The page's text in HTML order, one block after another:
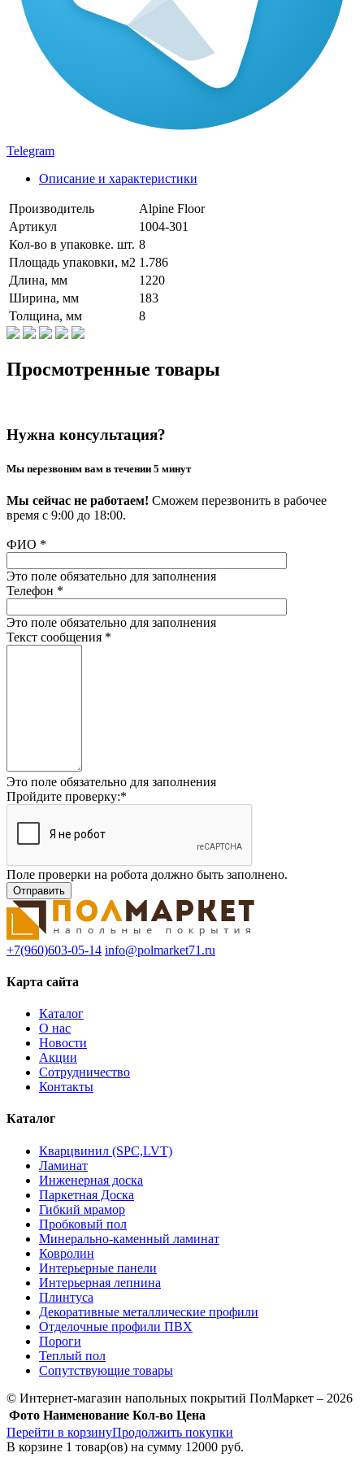
Telegram
Описание и характеристики
Производитель
Alpine Floor
Артикул
1004-301
Кол-во в упаковке. шт. 8
Площадь упаковки, м2 1.786
Длина, мм
1220
Ширина, мм
183
Толщина, мм
8
Просмотренные товары
Нужна консультация?
Мы перезвоним вам в течении 5 минут
Мы сейчас не работаем! Сможем перезвонить в рабочее
время с 9:00 до 18:00.
ФИО *
Это поле обязательно для заполнения
Телефон *
Это поле обязательно для заполнения
Текст сообщения *
Это поле обязательно для заполнения
Пройдите проверку:*
Поле проверки на робота должно быть заполнено.
+7(960)603-05-14 info@polmarket71.ru
Карта сайта
Каталог
О нас
Новости
Акции
Сотрудничество
Контакты
Каталог
Кварцвинил (SPC,LVT)
Ламинат
Инженерная доска
Паркетная Доска
Гибкий мрамор
Пробковый пол
Минерально-каменный ламинат
Ковролин
Интерьерные панели
Интерьерная лепнина
Плинтуса
Декоративные металлические профили
Отделочные профили ПВХ
Пороги
Теплый пол
Сопутствующие товары
© Интернет-магазин напольных покрытий ПолМаркет – 2026
Фото Наименование Кол-во Цена
Перейти в корзинуПродолжить покупки
В корзине 1 товар(ов) на сумму 12000 руб.